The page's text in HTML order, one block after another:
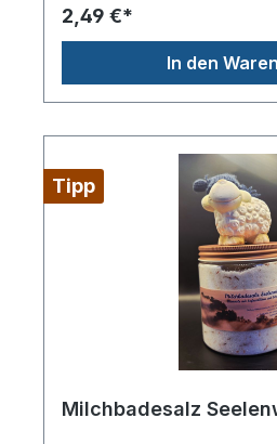
2,49 €*
In den
Tipp
Milchbadesalz